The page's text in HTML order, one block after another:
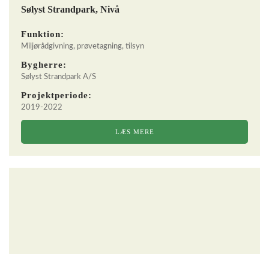
Sølyst Strandpark, Nivå
Funktion:
Miljørådgivning, prøvetagning, tilsyn
Bygherre:
Sølyst Strandpark A/S
Projektperiode:
2019-2022
LÆS MERE